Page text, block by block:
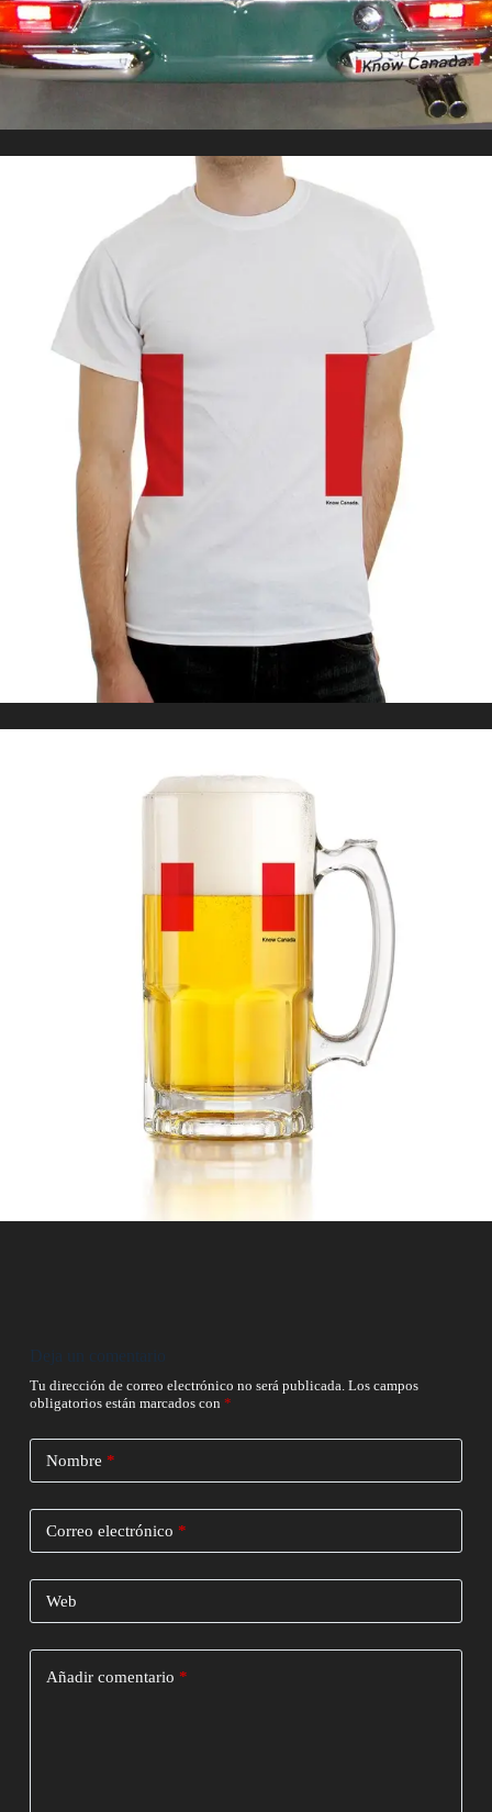
Deja un comentario
Tu dirección de correo electrónico no será publicada. Los campos
obligatorios están marcados con *
Nombre *
Correo electrónico *
Web
Añadir comentario *